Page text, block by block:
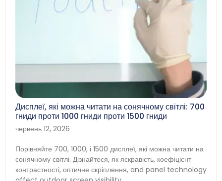
Дисплеї, які можна читати на сонячному світлі: 700
гниди проти 1000 гниди проти 1500 гниди
червень 12, 2026
Порівняйте 700, 1000, і 1500 дисплеї, які можна читати на
сонячному світлі. Дізнайтеся, як яскравість, коефіцієнт
контрастності, оптичне скріплення, and panel technology